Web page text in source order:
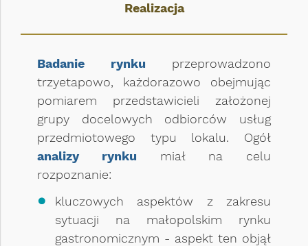
Realizacja
Badanie rynku przeprowadzono
trzyetapowo, każdorazowo obejmując
pomiarem przedstawicieli założonej
grupy docelowych odbiorców usług
przedmiotowego typu lokalu. Ogół
analizy rynku miał na celu
rozpoznanie:
kluczowych aspektów z zakresu
sytuacji na małopolskim rynku
gastronomicznym - aspekt ten objął